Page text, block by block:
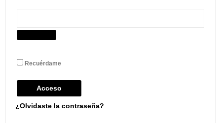
Recuérdame
Acceso
¿Olvidaste la contraseña?